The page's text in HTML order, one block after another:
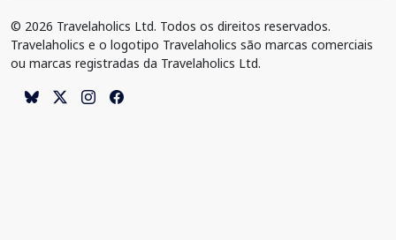
© 2026 Travelaholics Ltd. Todos os direitos reservados.
Travelaholics e o logotipo Travelaholics são marcas comerciais
ou marcas registradas da Travelaholics Ltd.